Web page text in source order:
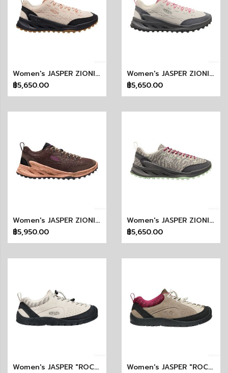
Women's JASPER ZIONIC (BIRCH/CORK)
฿5,650.00
Women's JASPER ZIONIC (VAPOR/CASHMERE ROSE)
฿5,650.00
Women's JASPER ZIONIC (TERRAIN JAVA)
฿5,950.00
Women's JASPER ZIONIC (WILD/SCENIC GREEN)
฿5,650.00
Women's JASPER "ROCKS" SP (BIRCH/BLACK)
Women's JASPER "ROCKS" SP (BRINDLE/PLAZA TAUPE)